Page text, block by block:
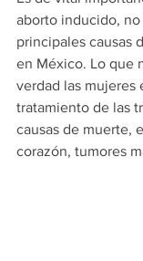
aborto inducido, no
principales causas
en México. Lo que
verdad las mujeres
tratamiento de las
causas de muerte,
corazón, tumores